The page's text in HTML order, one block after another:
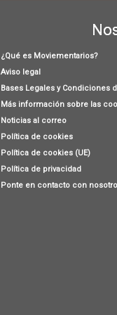
¿Qué es Moviementarios?
Aviso legal
Bases Legales y Condiciones
Más información sobre las
Noticias al correo
Política de cookies
Política de cookies (UE)
Política de privacidad
Ponte en contacto con